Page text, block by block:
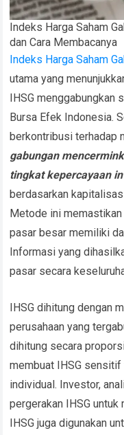
Indeks Harga Saham
dan Cara Membacanya
Indeks Harga Saham
utama yang
IHSG
Bursa Efek Indonesia.
berkontribusi terhadap
gabungan
tingkat kepercayaan
berdasarkan
Metode ini
pasar besar memiliki
Informasi yang
pasar secara
IHSG dihitung dengan
perusahaan yang
dihitung secara
membuat IHSG
individual. Investor,
pergerakan IHSG
IHSG juga digunakan